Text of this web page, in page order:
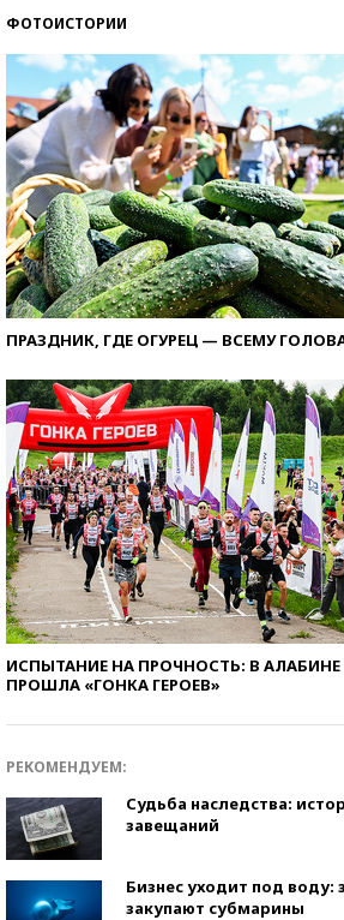
ФОТОИСТОРИИ
ПРАЗДНИК, ГДЕ ОГУРЕЦ — ВСЕМУ
ИСПЫТАНИЕ НА ПРОЧНОСТЬ: В АЛАБИНЕ
ПРОШЛА «ГОНКА ГЕРОЕВ»
РЕКОМЕНДУЕМ:
Судьба наследства:
завещаний
Бизнес уходит под воду:
закупают субмарины